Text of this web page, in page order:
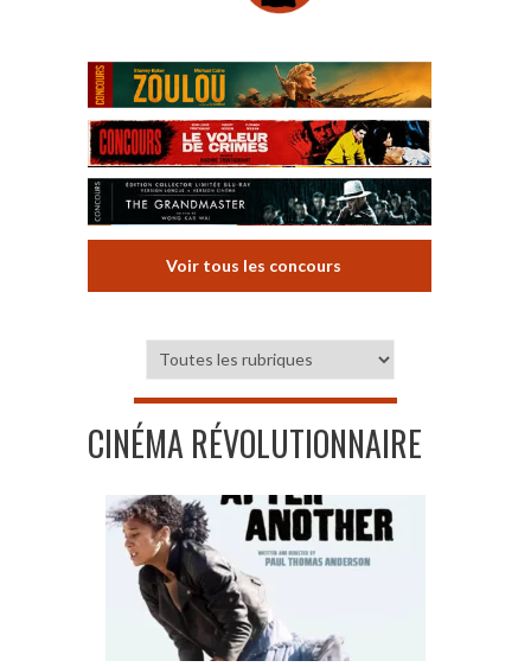
Voir tous les concours
CINÉMA RÉVOLUTIONNAIRE